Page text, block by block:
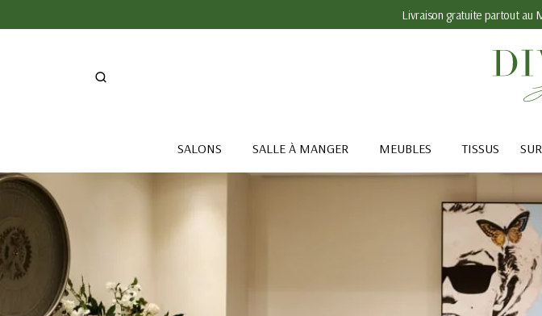
Livraison gratuite partout au
SALONS SALLE À MANGER MEUBLES TISSUS